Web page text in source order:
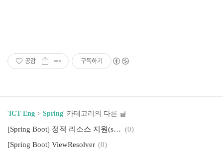
공감 구독하기
'ICT Eng > Spring' 카테고리의 다른 글
[Spring Boot] 정적 리소스 지원(static resources) (0)
[Spring Boot] ViewResolver (0)